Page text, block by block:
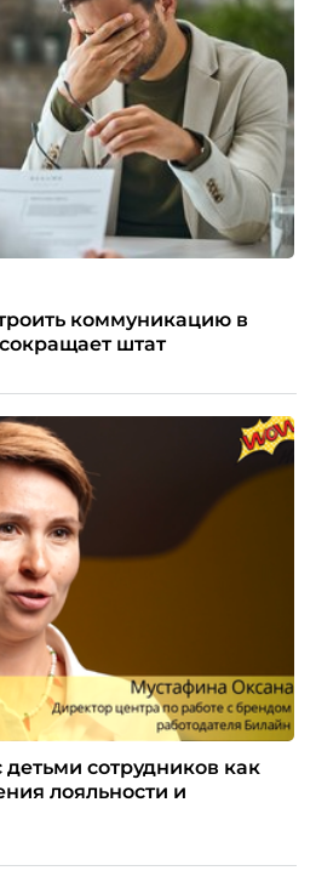
коммуникацию в
штат
сотрудников как
лояльности и